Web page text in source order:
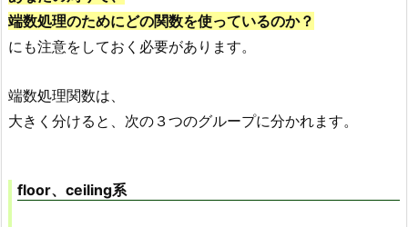
端数処理のためにどの関数を使っているのか？
にも注意をしておく必要があります。
端数処理関数は、
大きく分けると、次の３つのグループに分かれます。
floor、ceiling系